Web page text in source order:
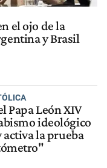
el ojo de la
y Brasil
Papa León XIV
ideológico
la prueba